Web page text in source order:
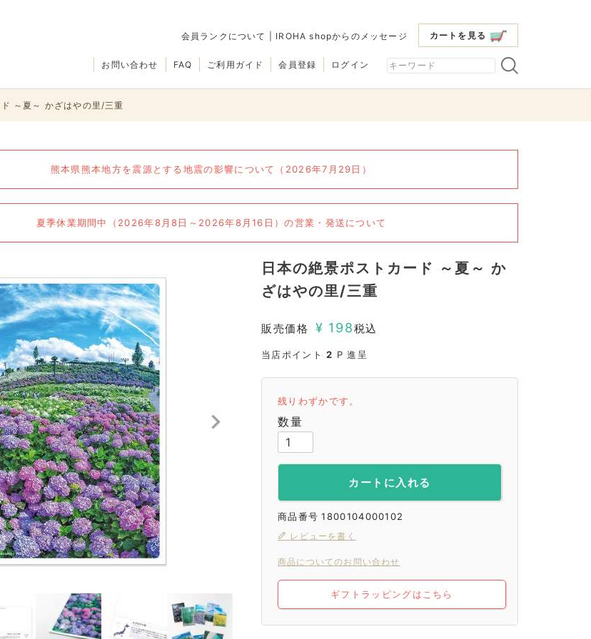
カートを見る
会員ランクについて IROHA shopからのメッセージ
会員登録 ログイン
ご利用ガイド
FAQ
お問い合わせ
～夏～ かざはやの里/三重
熊本県熊本地方を震源とする地震の影響について（2026年7月29日）
夏季休業期間中（2026年8月8日～2026年8月16日）の営業・発送について
日本の絶景ポストカード ～夏～ か
ざはやの里/三重
販売価格 ¥ 198税込
当店ポイント 2 P 進呈
残りわずかです。
カートに入れる
商品番号 1800104000102
レビューを書く
商品についてのお問い合わせ
ギフトラッピングはこちら